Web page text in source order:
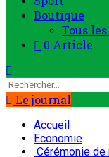
Boutique
Tous
0 Article
Le journal
Accueil
Economie
Cérémonie de